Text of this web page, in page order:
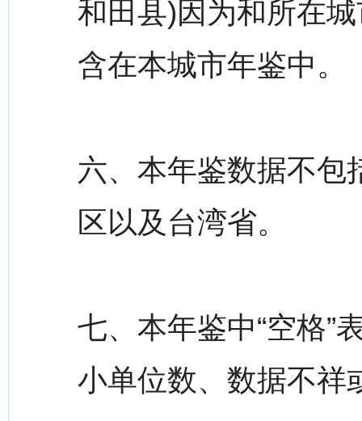
和田县)因为和所在
含在本城市年鉴中。
六、本年鉴数据不包
区以及台湾省。
七、本年鉴中“空格”
小单位数、数据不祥